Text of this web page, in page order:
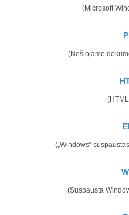
(Microsoft
(Nešiojamo
(„Windows“
(Suspausta